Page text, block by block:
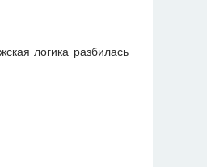
логика разбилась